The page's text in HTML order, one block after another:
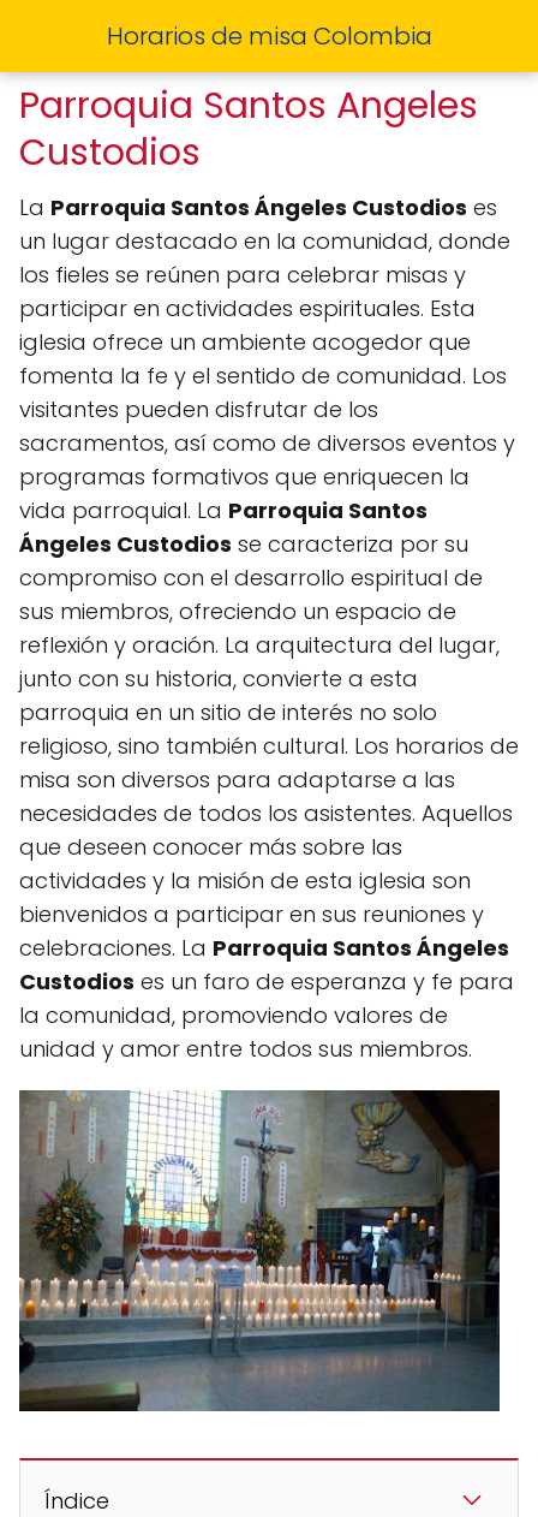
Horarios de misa Colombia
Parroquia Santos Angeles
Custodios
La Parroquia Santos Ángeles Custodios es
un lugar destacado en la comunidad, donde
los fieles se reúnen para celebrar misas y
participar en actividades espirituales. Esta
iglesia ofrece un ambiente acogedor que
fomenta la fe y el sentido de comunidad. Los
visitantes pueden disfrutar de los
sacramentos, así como de diversos eventos y
programas formativos que enriquecen la
vida parroquial. La Parroquia Santos
Ángeles Custodios se caracteriza por su
compromiso con el desarrollo espiritual de
sus miembros, ofreciendo un espacio de
reflexión y oración. La arquitectura del lugar,
junto con su historia, convierte a esta
parroquia en un sitio de interés no solo
religioso, sino también cultural. Los horarios de
misa son diversos para adaptarse a las
necesidades de todos los asistentes. Aquellos
que deseen conocer más sobre las
actividades y la misión de esta iglesia son
bienvenidos a participar en sus reuniones y
celebraciones. La Parroquia Santos Ángeles
Custodios es un faro de esperanza y fe para
la comunidad, promoviendo valores de
unidad y amor entre todos sus miembros.
Índice